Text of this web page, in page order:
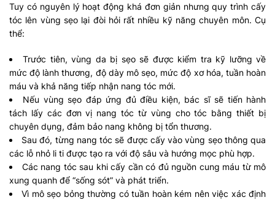
Tuy có nguyên lý hoạt động khá đơn giản nhưng quy trình cấy
tóc lên vùng sẹo lại đòi hỏi rất nhiều kỹ năng chuyên môn. Cụ
thể:
Trước tiên, vùng da bị sẹo sẽ được kiểm tra kỹ lưỡng về
mức độ lành thương, độ dày mô sẹo, mức độ xơ hóa, tuần hoàn
máu và khả năng tiếp nhận nang tóc mới.
Nếu vùng sẹo đáp ứng đủ điều kiện, bác sĩ sẽ tiến hành
tách lấy các đơn vị nang tóc từ vùng cho tóc bằng thiết bị
chuyên dụng, đảm bảo nang không bị tổn thương.
Sau đó, từng nang tóc sẽ được cấy vào vùng sẹo thông qua
các lỗ nhỏ li ti được tạo ra với độ sâu và hướng mọc phù hợp.
Các nang tóc sau khi cấy cần có đủ nguồn cung máu từ mô
xung quanh để “sống sót” và phát triển.
Vì mô sẹo bỏng thường có tuần hoàn kém nên việc xác định